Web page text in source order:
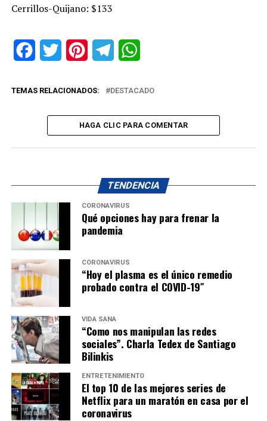
Cerrillos-Quijano: $133
FacebookTwitter PinterestTelegram
TEMAS RELACIONADOS: DESTACADO
HAGA CLIC PARA COMENTAR
TENDENCIA
CORONAVIRUS
Qué opciones hay para frenar la
pandemia
CORONAVIRUS
“Hoy el plasma es el único remedio
probado contra el COVID-19″
VIDA SANA
“Como nos manipulan las redes
sociales”. Charla Tedex de Santiago
Bilinkis
ENTRETENIMIENTO
El top 10 de las mejores series de
Netflix para un maratón en casa por el
coronavirus